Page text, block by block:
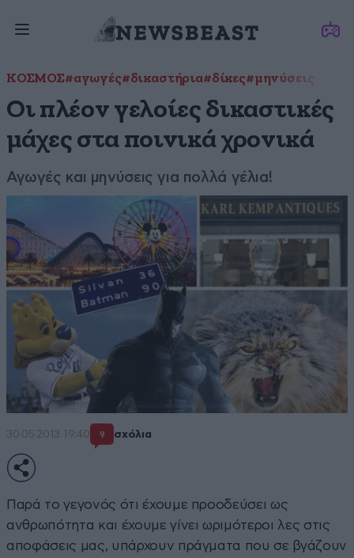
ΚΟΣΜΟΣ#αγωγές#δικαστήρια#δίκες#μηνύσεις
Οι πλέον γελοίες δικαστικές
μάχες στα ποινικά χρονικά
Αγωγές και μηνύσεις για πολλά γέλια!
30·05·2013 19:40 9 σχόλια
Παρά το γεγονός ότι έχουμε προοδεύσει ως
ανθρωπότητα και έχουμε γίνει ωριμότεροι λες στις
αποφάσεις μας, υπάρχουν πράγματα που σε βγάζουν